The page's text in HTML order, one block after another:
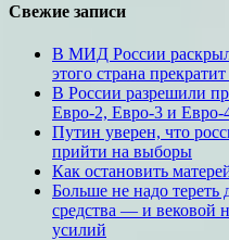
Свежие записи
В МИД России
этого страна
В России разрешили
Евро-2, Евро-3 и Евро-
Путин уверен, что
прийти на выборы
Как остановить
Больше не надо тереть
средства — и вековой
усилий